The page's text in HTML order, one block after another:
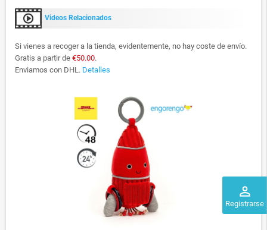
perm_identity
Registrarse
Videos Relacionados
Si vienes a recoger a la tienda, evidentemente, no hay coste de envío.
Gratis a partir de €50.00.
Enviamos con DHL. Detalles